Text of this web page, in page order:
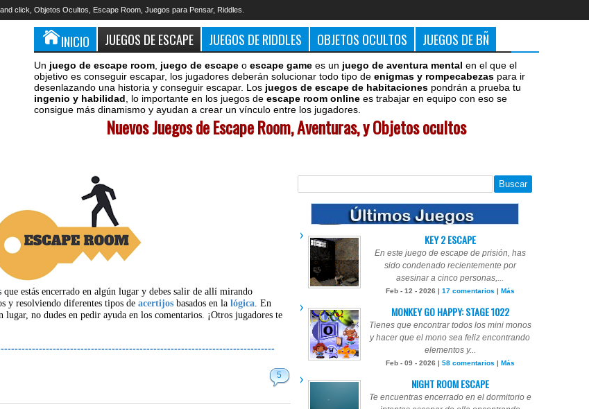
click, Objetos Ocultos, Escape Room, Juegos para Pensar, Riddles.
INICIO JUEGOS DE ESCAPE JUEGOS DE RIDDLES OBJETOS OCULTOS JUEGOS DE BÑ
Un juego de escape room juego de escape o escape game es un juego de aventura mental en el que el
objetivo es conseguir escapar, los jugadores deberán solucionar todo tipo de enigmas y rompecabezas para ir
desenlazando una historia y conseguir escapar. Los juegos de escape de habitaciones pondrán a prueba tu
ingenio y habilidad , lo importante en los juegos de escape room online es trabajar en equipo con eso se
consigue más dinamismo y ayudan a crear un vínculo entre los jugadores.
Nuevos Juegos de Escape Room, Aventuras, y Objetos ocultos
que estás encerrado en algún lugar y debes salir de allí mirando
y resolviendo diferentes tipos deacertijos basados en lalógica. En
lugar, no dudes en pedir ayuda en los comentarios. ¡Otros jugadores te
5
KEY 2 ESCAPE
En este juego de escape de prisión, has
sido condenado recientemente por
asesinar a cinco personas,...
Feb - 12 - 2026 | 17 comentarios | Más
MONKEY GO HAPPY: STAGE 1022
Tienes que encontrar todos los mini monos
y hacer que el mono sea feliz encontrando
elementos y...
Feb - 09 - 2026 | 58 comentarios | Más
NIGHT ROOM ESCAPE
Te encuentras encerrado en el dormitorio e